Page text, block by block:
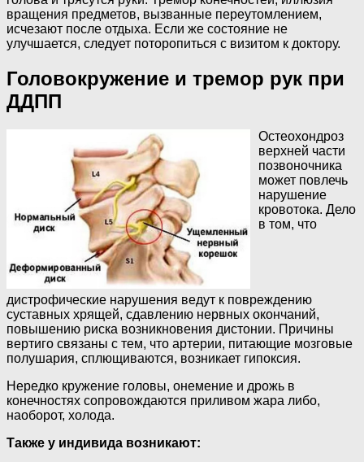
вращения предметов, вызванные переутомлением,
исчезают после отдыха. Если же состояние не
улучшается, следует поторопиться с визитом к доктору.
Головокружение и тремор рук при
ДДПП
Остеохондроз
верхней части
позвоночника
может повлечь
нарушение
кровотока. Дело
в том, что
дистрофические нарушения ведут к повреждению
суставных хрящей, сдавлению нервных окончаний,
повышению риска возникновения дистонии. Причины
вертиго связаны с тем, что артерии, питающие мозговые
полушария, сплющиваются, возникает гипоксия.
Нередко кружение головы, онемение и дрожь в
конечностях сопровождаются приливом жара либо,
наоборот, холода.
Также у индивида возникают: